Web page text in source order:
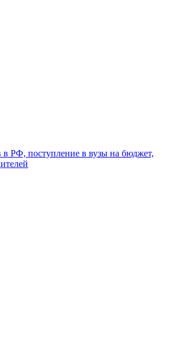
в РФ, поступление в вузы на бюджет,